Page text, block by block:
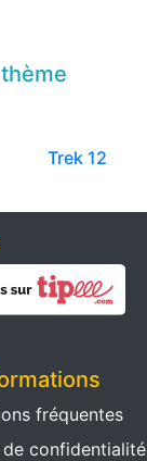
thème
Trek 12
fréquentes
confidentialité